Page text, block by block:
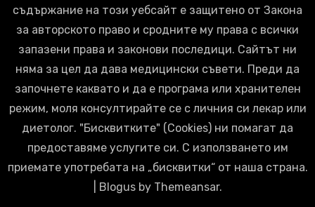
съдържание на този уебсайт е защитено от Закона
за авторското право и сродните му права с всички
запазени права и законови последици. Сайтът ни
няма за цел да дава медицински съвети. Преди да
започнете каквато и да е програма или хранителен
режим, моля консултирайте се с личния си лекар или
диетолог. "Бисквитките" (Cookies) ни помагат да
предоставяме услугите си. С използването им
приемате употребата на „бисквитки“ от наша страна.
Blogusby Themeansar.